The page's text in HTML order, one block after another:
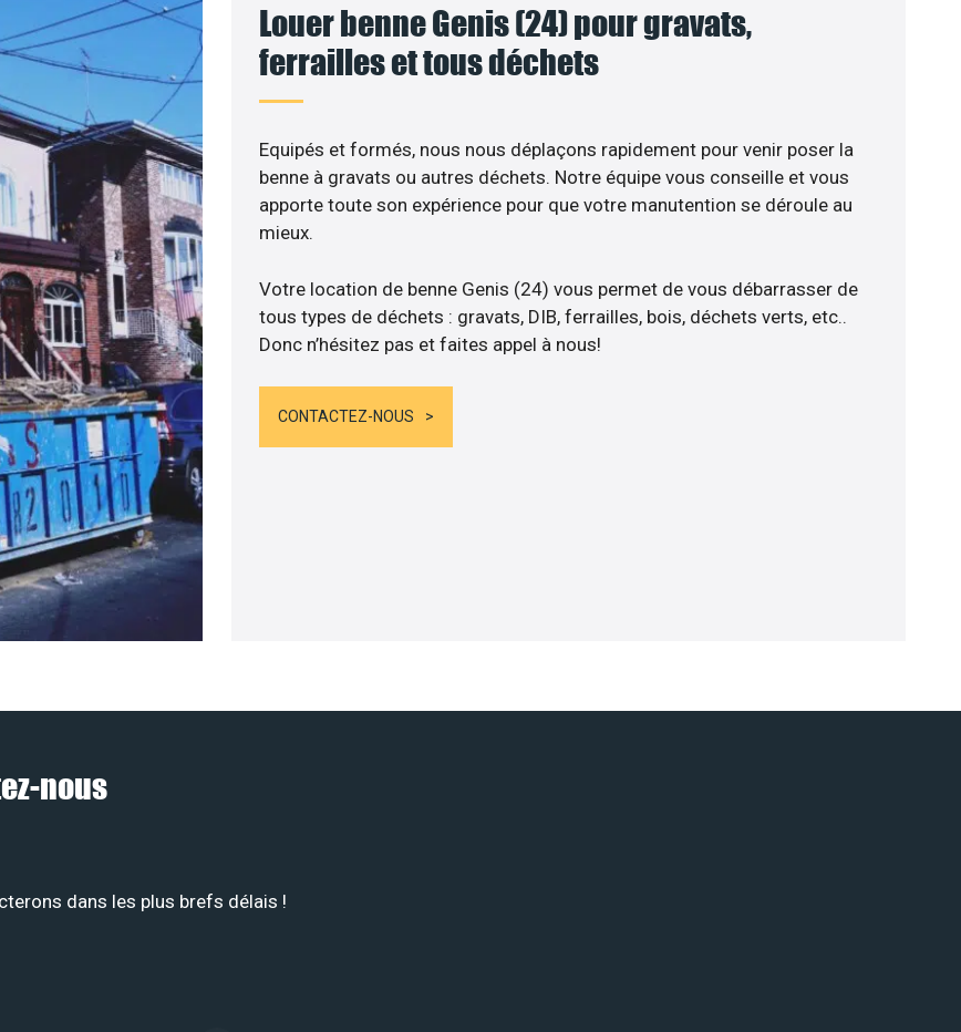
Louer benne Genis (24) pour gravats,
ferrailles et tous déchets
Equipés et formés, nous nous déplaçons rapidement pour venir poser la
benne à gravats ou autres déchets. Notre équipe vous conseille et vous
apporte toute son expérience pour que votre manutention se déroule au
mieux.
Votre location de benne Genis (24) vous permet de vous débarrasser de
tous types de déchets : gravats, DIB, ferrailles, bois, déchets verts, etc..
Donc n’hésitez pas et faites appel à nous!
CONTACTEZ-NOUS
nous
dans les plus brefs délais !